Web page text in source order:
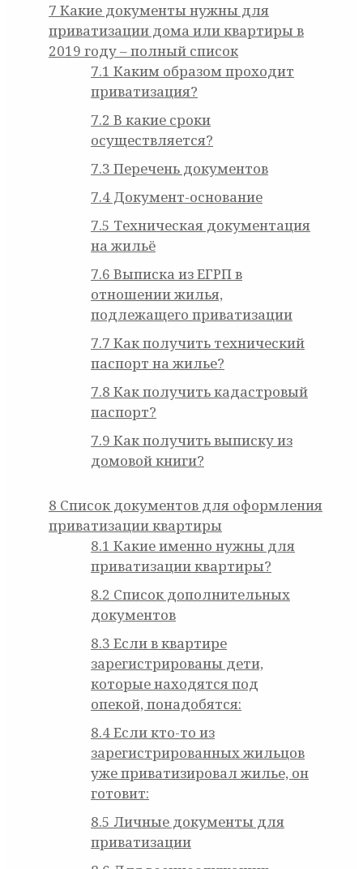
7 Какие документы нужны для
приватизации дома или квартиры в
2019 году – полный список
7.1 Каким образом проходит
приватизация?
7.2 В какие сроки
осуществляется?
7.3 Перечень документов
7.4 Документ-основание
7.5 Техническая документация
на жильё
7.6 Выписка из ЕГРП в
отношении жилья,
подлежащего приватизации
7.7 Как получить технический
паспорт на жилье?
7.8 Как получить кадастровый
паспорт?
7.9 Как получить выписку из
домовой книги?
8 Список документов для оформления
приватизации квартиры
8.1 Какие именно нужны для
приватизации квартиры?
8.2 Список дополнительных
документов
8.3 Если в квартире
зарегистрированы дети,
которые находятся под
опекой, понадобятся:
8.4Если кто-то из
зарегистрированных жильцов
уже приватизировал жилье, он
готовит:
8.5 Личные документы для
приватизации